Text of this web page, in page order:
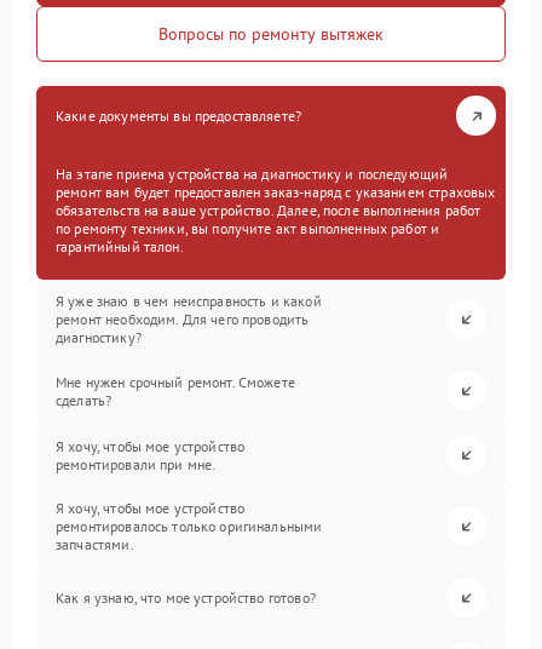
Вопросы по ремонту вытяжек
Какие документы вы предоставляете?
На этапе приема устройства на диагностику и последующий
ремонт вам будет предоставлен заказ-наряд с указанием страховых
обязательств на ваше устройство. Далее, после выполнения работ
по ремонту техники, вы получите акт выполненных работ и
гарантийный талон.
Я уже знаю в чем неисправность и какой
ремонт необходим. Для чего проводить
диагностику?
Мне нужен срочный ремонт. Сможете
сделать?
Я хочу, чтобы мое устройство
ремонтировали при мне.
Я хочу, чтобы мое устройство
ремонтировалось только оригинальными
запчастями.
Как я узнаю, что мое устройство готово?